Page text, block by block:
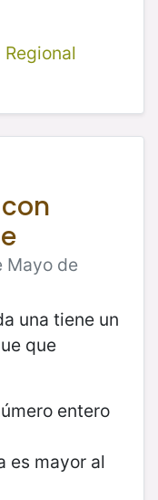
Regional
Mayo de
una tiene un
que
entero
es mayor al